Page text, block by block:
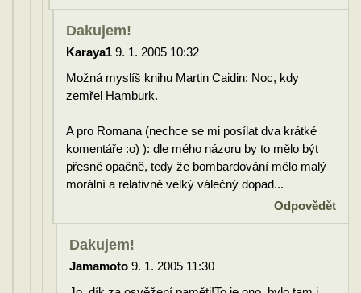
Dakujem!
Karaya1 9. 1. 2005 10:32
Možná myslíš knihu Martin Caidin: Noc, kdy
zemřel Hamburk.
A pro Romana (nechce se mi posílat dva krátké
komentáře :o) ): dle mého názoru by to mělo být
přesně opačně, tedy že bombardování mělo malý
morální a relativně velký válečný dopad...
Odpovědět
Dakujem!
Jamamoto 9. 1. 2005 11:30